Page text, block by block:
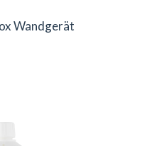
Wandgerät